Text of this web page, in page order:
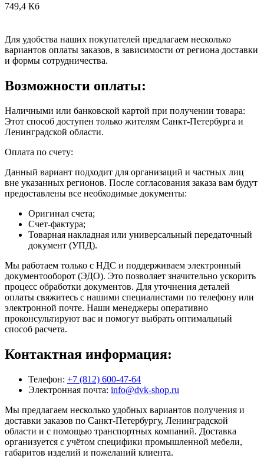
749,4 Кб
Для удобства наших покупателей предлагаем несколько
вариантов оплаты заказов, в зависимости от региона доставки
и формы сотрудничества.
Возможности оплаты:
Наличными или банковской картой при получении товара:
Этот способ доступен только жителям Санкт-Петербурга и
Ленинградской области.
Оплата по счету:
Данный вариант подходит для организаций и частных лиц
вне указанных регионов. После согласования заказа вам будут
предоставлены все необходимые документы:
Оригинал счета;
Счет-фактура;
Товарная накладная или универсальный передаточный
документ (УПД).
Мы работаем только с НДС и поддерживаем электронный
документооборот (ЭДО). Это позволяет значительно ускорить
процесс обработки документов. Для уточнения деталей
оплаты свяжитесь с нашими специалистами по телефону или
электронной почте. Наши менеджеры оперативно
проконсультируют вас и помогут выбрать оптимальный
способ расчета.
Контактная информация:
Телефон: +7 (812) 600-47-64
Электронная почта: info@dvk-shop.ru
Мы предлагаем несколько удобных вариантов получения и
доставки заказов по Санкт-Петербургу, Ленинградской
области и с помощью транспортных компаний. Доставка
организуется с учётом специфики промышленной мебели,
габаритов изделий и пожеланий клиента.